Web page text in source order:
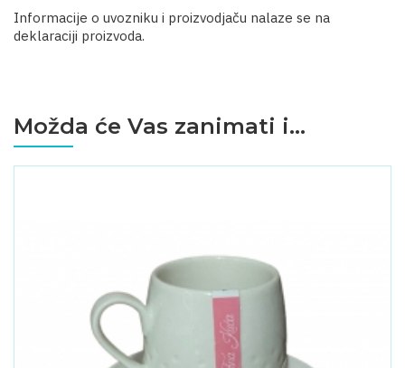
Informacije o uvozniku i proizvodjaču nalaze se na
deklaraciji proizvoda.
Možda će Vas zanimati i...